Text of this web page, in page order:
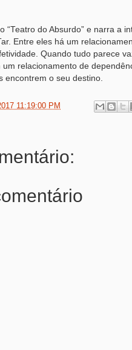
“Teatro do Absurdo” e narra a
Entre eles há um
Quando tudo parece
relacionamento de
encontrem o seu destino.
11:19:00 PM